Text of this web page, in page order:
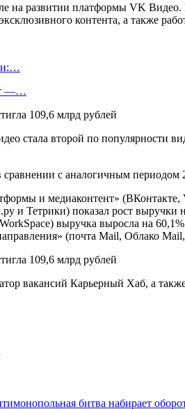
на развитии платформы VK
контента, а также
—…
стала второй по
с аналогичным периодом
и медиаконтент»
и Тетрики) показал рост выручки
выручка выросла на
(почта Mail, Облако
вакансий Карьерный Хаб, а
битва набирает